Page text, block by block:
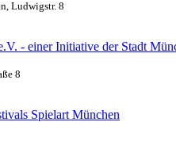
Ludwigstr. 8
- einer Initiative der Stadt
8
Spielart München